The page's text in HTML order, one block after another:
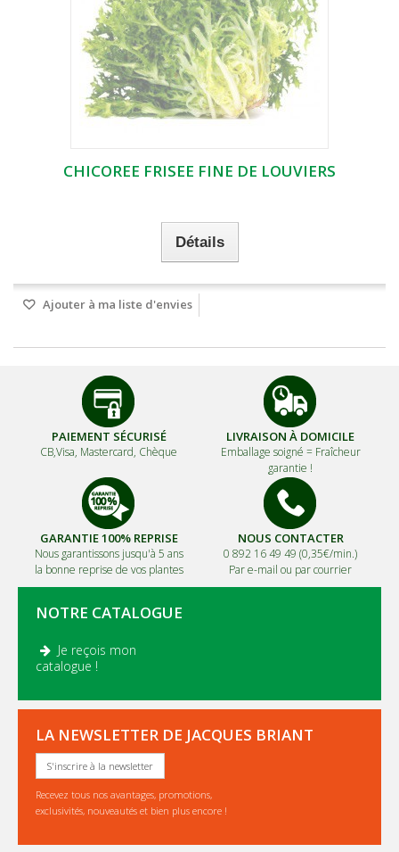
CHICOREE FRISEE FINE DE LOUVIERS
Détails
Ajouter à ma liste d'envies
PAIEMENT SÉCURISÉ
CB,Visa, Mastercard, Chèque
LIVRAISON À DOMICILE
Emballage soigné = Fraîcheur
garantie !
GARANTIE 100% REPRISE
Nous garantissons jusqu'à 5 ans
la bonne reprise de vos plantes
NOUS CONTACTER
0 892 16 49 49 (0,35€/min.)
Par e-mail ou par courrier
NOTRE CATALOGUE
Je reçois mon
catalogue !
LA NEWSLETTER DE JACQUES BRIANT
S'inscrire à la newsletter
Recevez tous nos avantages, promotions,
exclusivités, nouveautés et bien plus encore !